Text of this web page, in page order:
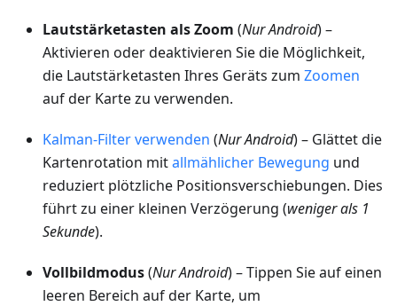
Lautstärketasten als Zoom (Nur Android) –
Aktivieren oder deaktivieren Sie die Möglichkeit,
die Lautstärketasten Ihres Geräts zum Zoomen
auf der Karte zu verwenden.
Kalman-Filter verwenden (Nur Android) – Glättet die
Kartenrotation mitallmählicher Bewegung und
reduziert plötzliche Positionsverschiebungen. Dies
führt zu einer kleinen Verzögerung (weniger als 1
Sekunde).
Vollbildmodus(Nur Android) – Tippen Sie auf einen
leeren Bereich auf der Karte, um